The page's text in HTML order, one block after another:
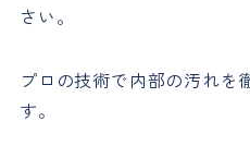
さい。
プロの技術で内部の汚れを
す。